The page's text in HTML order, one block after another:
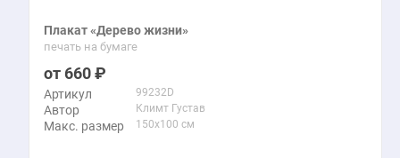
Плакат «Дерево жизни»
печать на бумаге
660
Артикул 99232D
Автор Климт Густав
Макс. размер 150x100 см